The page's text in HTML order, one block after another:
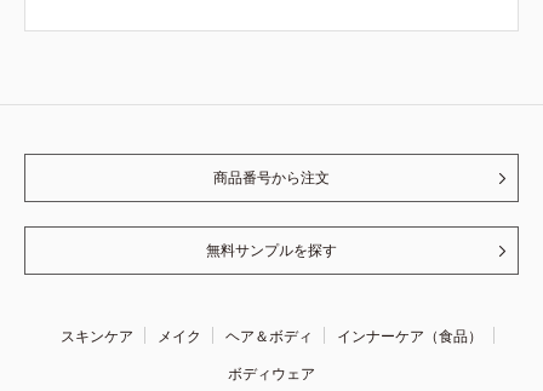
商品番号から注文
無料サンプルを探す
スキンケア メイク ヘア＆ボディ
インナーケア（食品）
ボディウェア